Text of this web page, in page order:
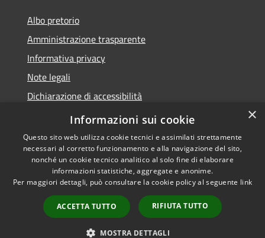
Albo pretorio
Amministrazione trasparente
Informativa privacy
Note legali
Dichiarazione di accessibilità
Meccanismo di Feedback
Accessibilità
Copyright © 2026 • Comune di
Chieri • Powered by
Municipium•
Accesso
redazione
×
Informazioni sui cookie
Questo sito web utilizza cookie tecnici e assimilati strettamente
necessari al corretto funzionamento e alla navigazione del sito,
nonché un cookie tecnico analitico al solo fine di elaborare
informazioni statistiche, aggregate e anonime.
Per maggiori dettagli, può consultare la cookie policy al seguente link
ACCETTA TUTTO RIFIUTA TUTTO
MOSTRA DETTAGLI